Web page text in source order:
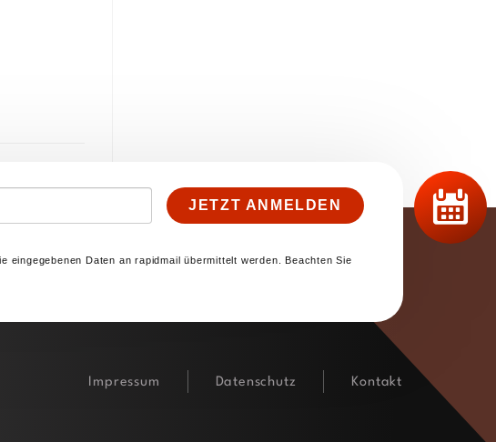
JETZT ANMELDEN
Daten an rapidmail übermittelt werden. Beachten Sie
Impressum Datenschutz Kontakt